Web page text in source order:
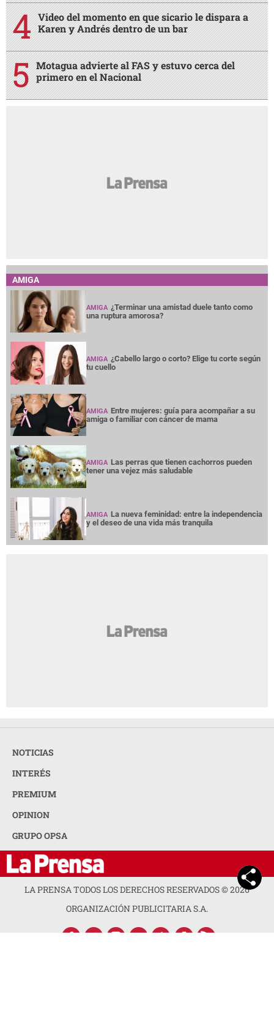
Video del momento en que sicario le dispara a
Karen y Andrés dentro de un bar
Motagua advierte al FAS y estuvo cerca del
primero en el Nacional
AMIGA
AMIGA ¿Terminar una amistad duele tanto como
una ruptura amorosa?
AMIGA ¿Cabello largo o corto? Elige tu corte según
tu cuello
AMIGA Entre mujeres: guía para acompañar a su
amiga o familiar con cáncer de mama
AMIGA Las perras que tienen cachorros pueden
tener una vejez más saludable
AMIGA La nueva feminidad: entre la independencia
y el deseo de una vida más tranquila
NOTICIAS
INTERÉS
PREMIUM
OPINION
GRUPO OPSA
LA PRENSA TODOS LOS DERECHOS RESERVADOS ©2026
ORGANIZACIÓN PUBLICITARIA S.A.